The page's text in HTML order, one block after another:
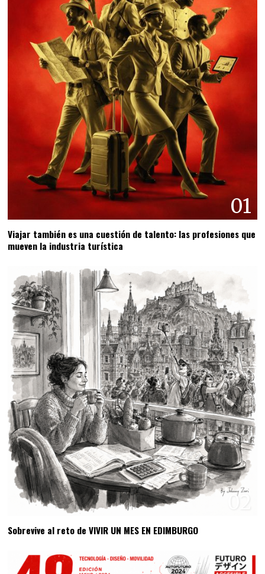
01
Viajar también es una cuestión de talento: las profesiones que
mueven la industria turística
02
Sobrevive al reto de VIVIR UN MES EN EDIMBURGO